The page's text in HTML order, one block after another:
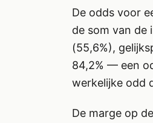
De odds voor
de som van de
(55,6%),
84,2% — een
werkelijke odd
De marge op